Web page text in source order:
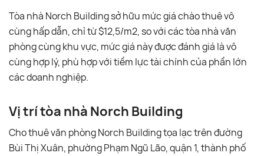
Tòa nhà Norch Building sở hữu mức giá chào thuê vô
cùng hấp dẫn, chỉ từ $12,5/m2, so với các tòa nhà văn
phòng cùng khu vực, mức giá này được đánh giá là vô
cùng hợp lý, phù hợp với tiềm lực tài chính của phần lớn
các doanh nghiệp.
Vị trí tòa nhà Norch Building
Cho thuê văn phòng Norch Building tọa lạc trên đường
Bùi Thị Xuân, phường Phạm Ngũ Lão, quận 1, thành phố